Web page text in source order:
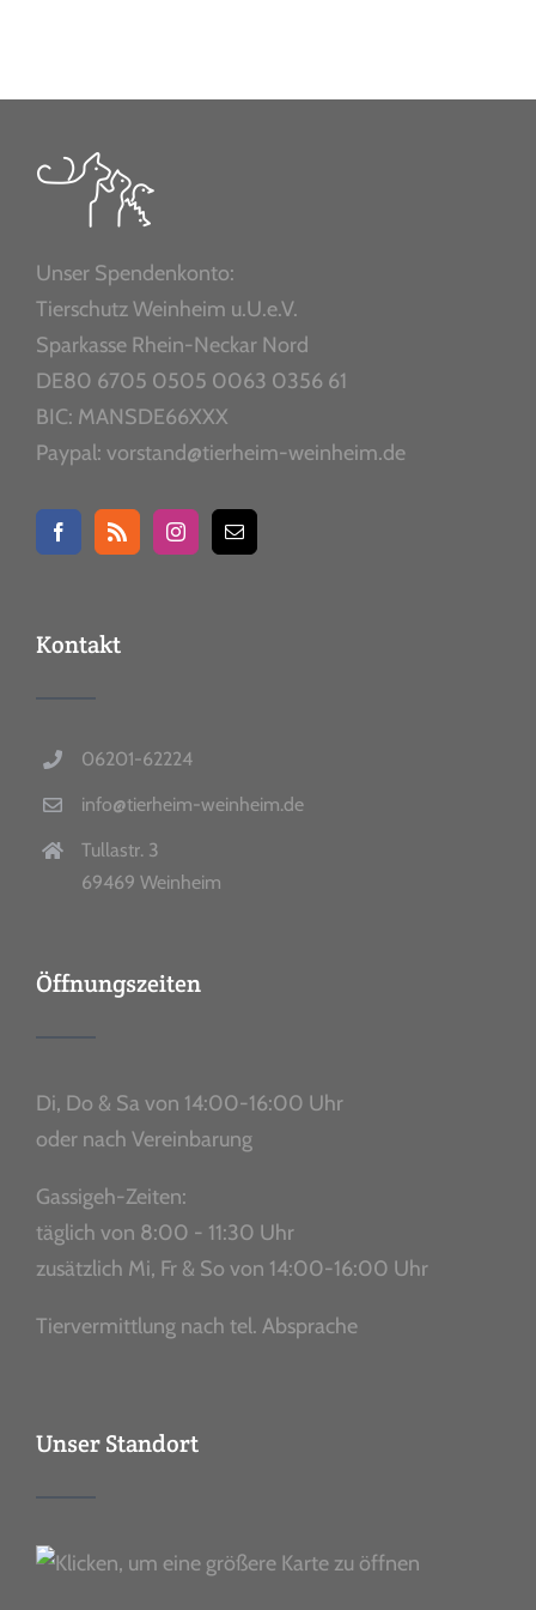
Unser Spendenkonto:
Tierschutz Weinheim u.U.e.V.
Sparkasse Rhein-Neckar Nord
DE80 6705 0505 0063 0356 61
BIC: MANSDE66XXX
Paypal: vorstand@tierheim-weinheim.de
Kontakt
06201-62224
info@tierheim-weinheim.de
Tullastr. 3
69469 Weinheim
Öffnungszeiten
Di, Do & Sa von 14:00-16:00 Uhr
oder nach Vereinbarung
Gassigeh-Zeiten:
täglich von 8:00 - 11:30 Uhr
zusätzlich Mi, Fr & So von 14:00-16:00 Uhr
Tiervermittlung nach tel. Absprache
Unser Standort